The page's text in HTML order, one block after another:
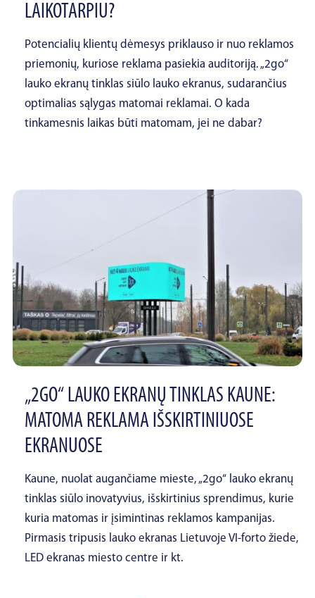
LAIKOTARPIU?
Potencialių klientų dėmesys priklauso ir nuo reklamos
priemonių, kuriose reklama pasiekia auditoriją. „2go“
lauko ekranų tinklas siūlo lauko ekranus, sudarančius
optimalias sąlygas matomai reklamai. O kada
tinkamesnis laikas būti matomam, jei ne dabar?
„2GO“ LAUKO EKRANŲ TINKLAS KAUNE:
MATOMA REKLAMA IŠSKIRTINIUOSE
EKRANUOSE
Kaune, nuolat augančiame mieste, „2go“ lauko ekranų
tinklas siūlo inovatyvius, išskirtinius sprendimus, kurie
kuria matomas ir įsimintinas reklamos kampanijas.
Pirmasis tripusis lauko ekranas Lietuvoje VI-forto žiede,
LED ekranas miesto centre ir kt.